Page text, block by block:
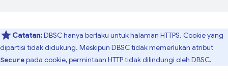
Catatan:DBSC hanya berlaku untuk halaman HTTPS. Cookie yang
dipartisi tidak didukung. Meskipun DBSC tidak memerlukan atribut
Securepada cookie, permintaan HTTP tidak dilindungi oleh DBSC.